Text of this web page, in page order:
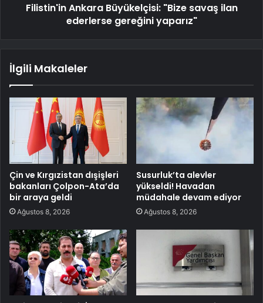
Filistin'in Ankara Büyükelçisi: "Bize savaş ilan
ederlerse gereğini yaparız"
İlgili Makaleler
Çin ve Kırgızistan dışişleri
bakanları Çolpon-Ata’da
bir araya geldi
Ağustos 8, 2026
Susurluk’ta alevler
yükseldi! Havadan
müdahale devam ediyor
Ağustos 8, 2026